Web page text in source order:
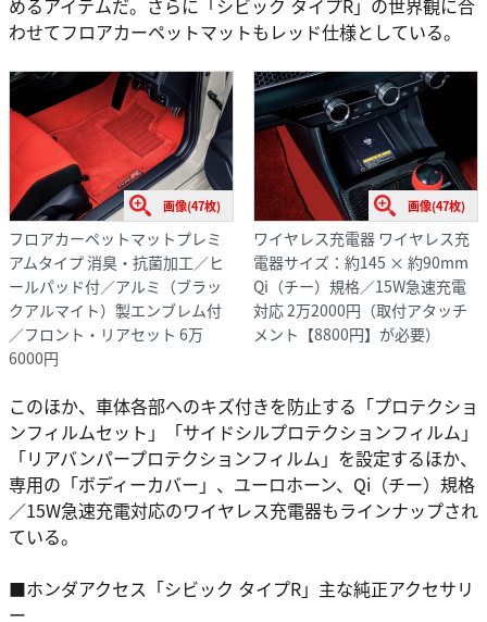
わせてフロアカーペットマットもレッド仕様としている。
画像(47枚)
フロアカーペットマットプレミ
アムタイプ 消臭・抗菌加工／ヒ
ールパッド付／アルミ（ブラッ
クアルマイト）製エンブレム付
／フロント・リアセット 6万
6000円
画像(47枚)
ワイヤレス充電器 ワイヤレス充
電器サイズ：約145 × 約90mm
Qi（チー）規格／15W急速充電
対応 2万2000円（取付アタッチ
メント【8800円】が必要）
このほか、車体各部へのキズ付きを防止する「プロテクショ
ンフィルムセット」「サイドシルプロテクションフィルム」
「リアバンパープロテクションフィルム」を設定するほか、
専用の「ボディーカバー」、ユーロホーン、Qi（チー）規格
／15W急速充電対応のワイヤレス充電器もラインナップされ
ている。
■ホンダアクセス「シビック タイプR」主な純正アクセサリ
ー